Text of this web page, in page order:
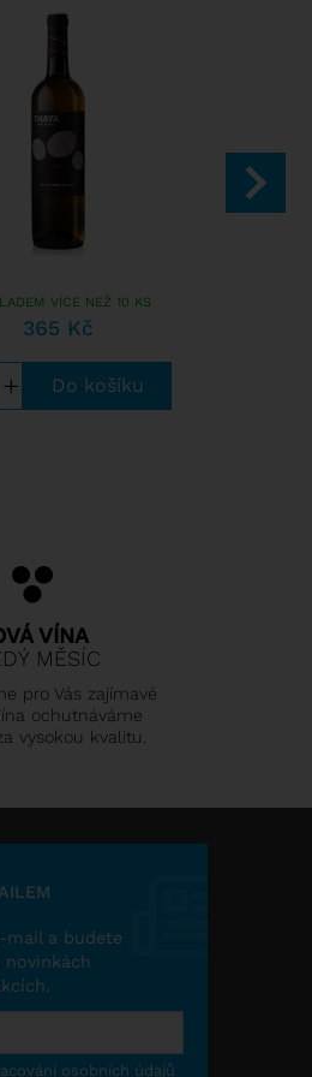
VÍCE NEŽ 10 KS
365 Kč
+
VÍNA
MĚSÍC
pro Vás zajímavé
ochutnáváme
vysokou kvalitu.
mail a budete
osobních údajů